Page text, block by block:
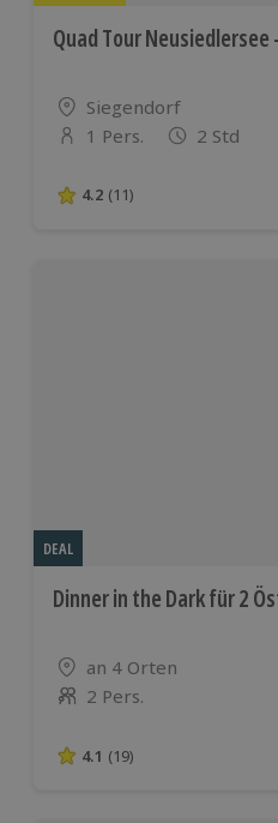
Quad Tour
Standort
Siegendorf
Anzahl der Teilnehmer
1 Pers. 2 Std
4.2 von 5 Sternen
4.2 (11)
DEAL
Dinner in the Dark für 2
Standort
an 4 Orten
Anzahl der Teilnehmer
2 Pers.
4.1 von 5 Sternen
4.1 (19)